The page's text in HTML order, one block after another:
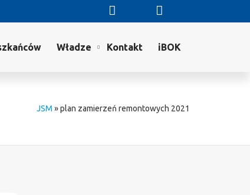
Władze Kontakt iBOK
JSM »plan zamierzeń remontowych 2021